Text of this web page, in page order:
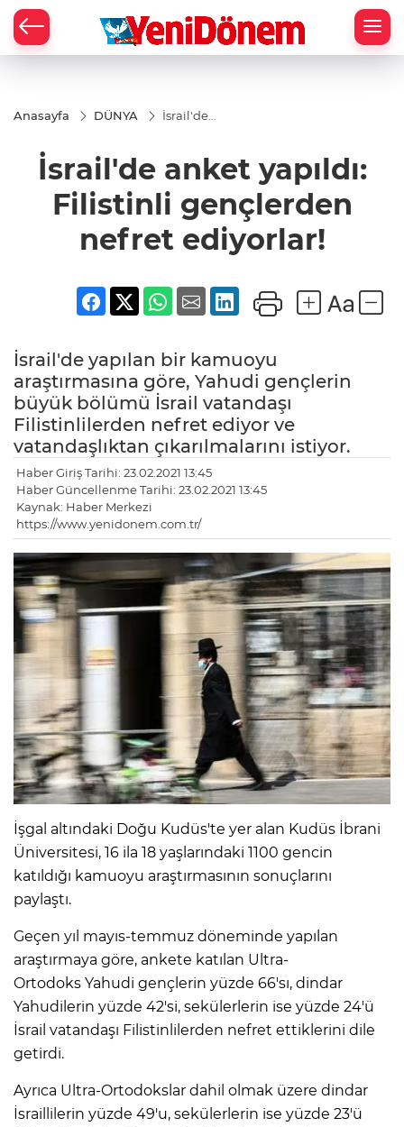
Anasayfa DÜNYA
İsrail'de
Filistinli
gençlerden
ediyorlar!
İsrail'de anket yapıldı:
Filistinli gençlerden
nefret ediyorlar!
İsrail'de yapılan bir kamuoyu
araştırmasına göre, Yahudi gençlerin
büyük bölümü İsrail vatandaşı
Filistinlilerden nefret ediyor ve
vatandaşlıktan çıkarılmalarını istiyor.
Haber Giriş Tarihi: 23.02.2021 13:45
Haber Güncellenme Tarihi: 23.02.2021 13:45
Kaynak: Haber Merkezi
https://www.yenidonem.com.tr/
İşgal altındaki Doğu Kudüs'te yer alan Kudüs İbrani
Üniversitesi, 16 ila 18 yaşlarındaki 1100 gencin
katıldığı kamuoyu araştırmasının sonuçlarını
paylaştı.
Geçen yıl mayıs-temmuz döneminde yapılan
araştırmaya göre, ankete katılan Ultra-
Ortodoks Yahudi gençlerin yüzde 66'sı, dindar
Yahudilerin yüzde 42'si, sekülerlerin ise yüzde 24'ü
İsrail vatandaşı Filistinlilerden nefret ettiklerini dile
getirdi.
Ayrıca Ultra-Ortodokslar dahil olmak üzere dindar
İsraillilerin yüzde 49'u, sekülerlerin ise yüzde 23'ü